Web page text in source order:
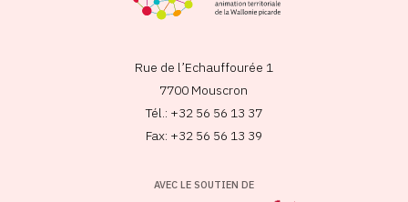
Rue de l’Echauffourée 1
7700 Mouscron
Tél.: +32 56 56 13 37
Fax: +32 56 56 13 39
AVEC LE SOUTIEN DE